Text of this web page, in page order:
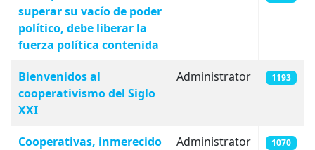
superar su vacío de poder
político, debe liberar la
fuerza política contenida
Bienvenidos al
cooperativismo del Siglo
XXI
Administrator 1193
Cooperativas, inmerecido
Administrator 1070